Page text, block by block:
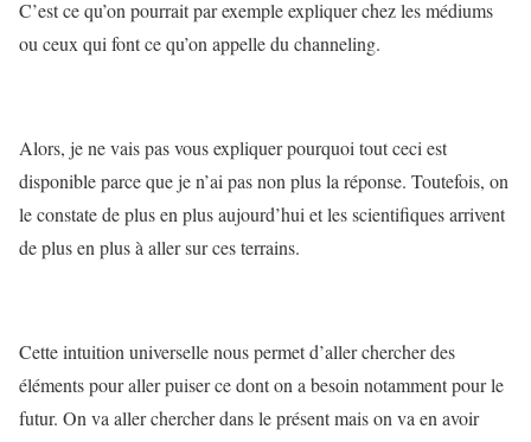
C’est ce qu’on pourrait par exemple expliquer chez les médiums
ou ceux qui font ce qu’on appelle du channeling.
Alors, je ne vais pas vous expliquer pourquoi tout ceci est
disponible parce que je n’ai pas non plus la réponse. Toutefois, on
le constate de plus en plus aujourd’hui et les scientifiques arrivent
de plus en plus à aller sur ces terrains.
Cette intuition universelle nous permet d’aller chercher des
éléments pour aller puiser ce dont on a besoin notamment pour le
futur. On va aller chercher dans le présent mais on va en avoir